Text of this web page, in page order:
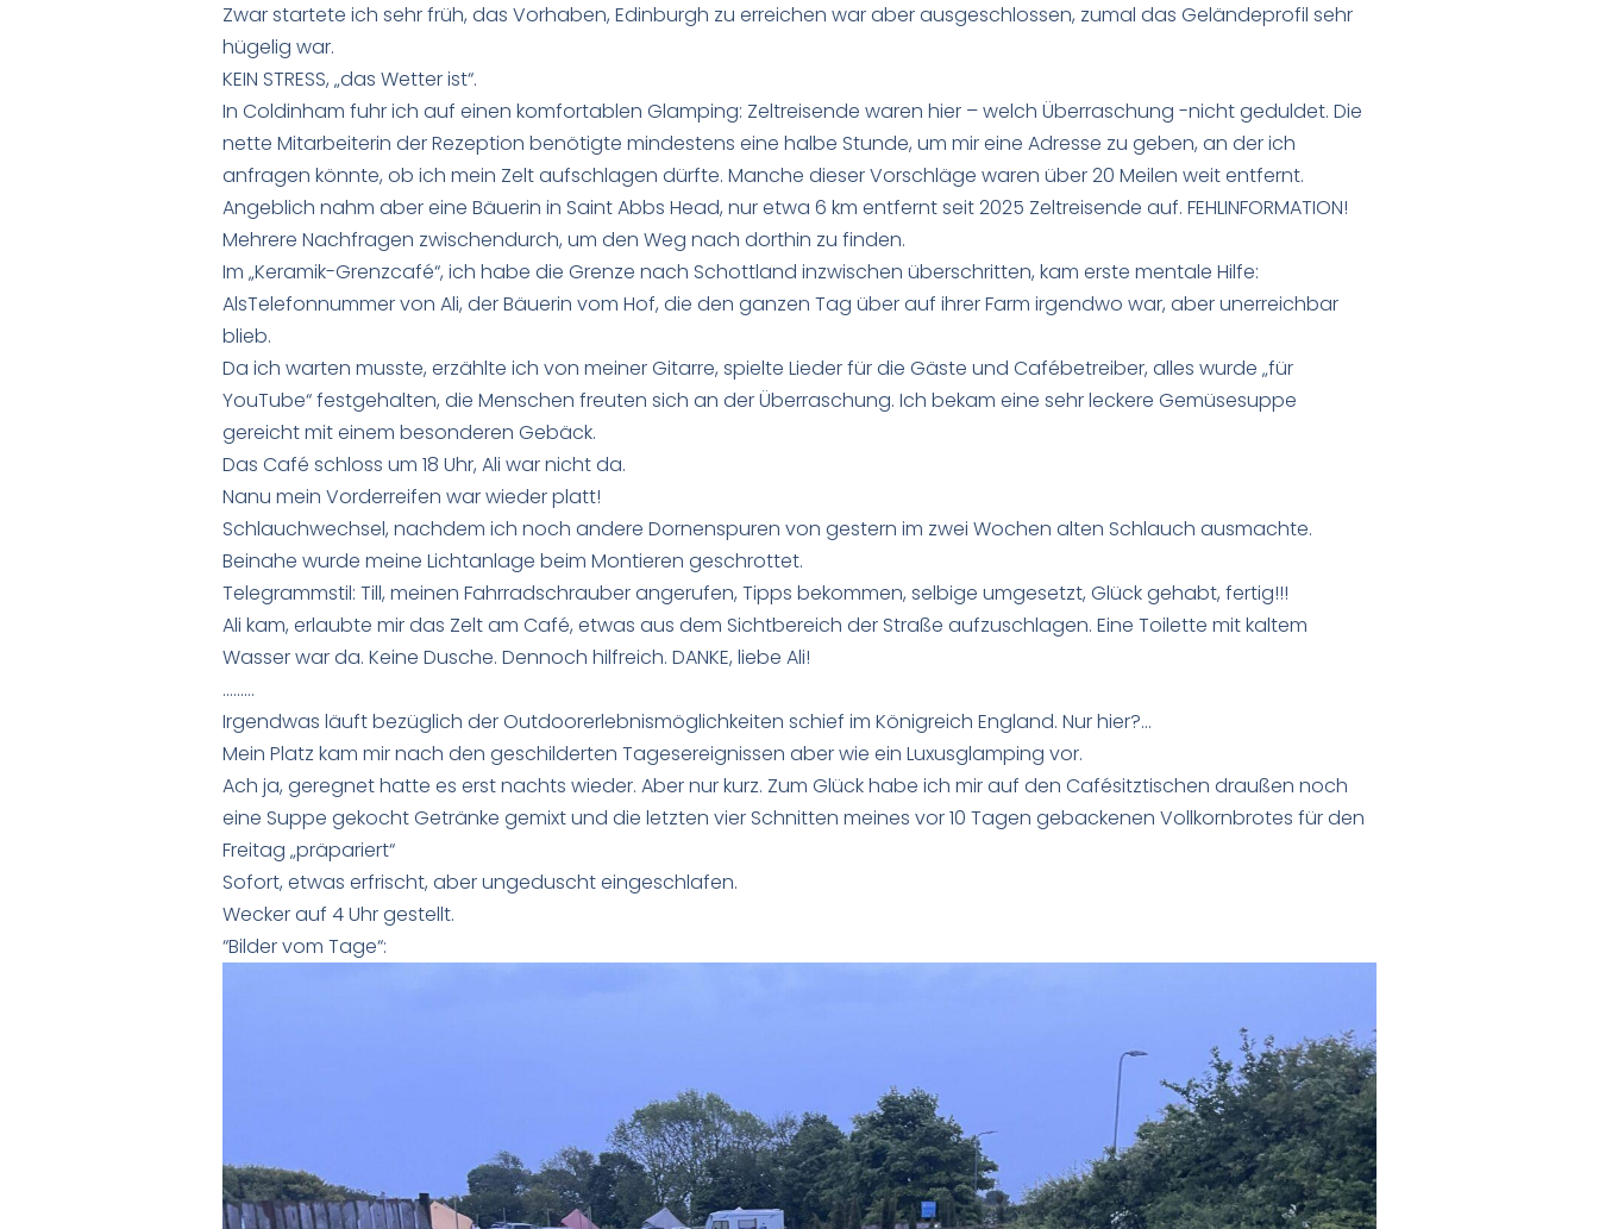
Zwar startete ich sehr früh, das Vorhaben, Edinburgh zu erreichen war aber ausgeschlossen, zumal das Geländeprofil sehr
hügelig war.
KEIN STRESS, „das Wetter ist“.
In Coldinham fuhr ich auf einen komfortablen Glamping: Zeltreisende waren hier – welch Überraschung -nicht geduldet. Die
nette Mitarbeiterin der Rezeption benötigte mindestens eine halbe Stunde, um mir eine Adresse zu geben, an der ich
anfragen könnte, ob ich mein Zelt aufschlagen dürfte. Manche dieser Vorschläge waren über 20 Meilen weit entfernt.
Angeblich nahm aber eine Bäuerin in Saint Abbs Head, nur etwa 6 km entfernt seit 2025 Zeltreisende auf. FEHLINFORMATION!
Mehrere Nachfragen zwischendurch, um den Weg nach dorthin zu finden.
Im „Keramik-Grenzcafé“, ich habe die Grenze nach Schottland inzwischen überschritten, kam erste mentale Hilfe:
AlsTelefonnummer von Ali, der Bäuerin vom Hof, die den ganzen Tag über auf ihrer Farm irgendwo war, aber unerreichbar
blieb.
Da ich warten musste, erzählte ich von meiner Gitarre, spielte Lieder für die Gäste und Cafébetreiber, alles wurde „für
YouTube“ festgehalten, die Menschen freuten sich an der Überraschung. Ich bekam eine sehr leckere Gemüsesuppe
gereicht mit einem besonderen Gebäck.
Das Café schloss um 18 Uhr, Ali war nicht da.
Nanu mein Vorderreifen war wieder platt!
Schlauchwechsel, nachdem ich noch andere Dornenspuren von gestern im zwei Wochen alten Schlauch ausmachte.
Beinahe wurde meine Lichtanlage beim Montieren geschrottet.
Telegrammstil: Till, meinen Fahrradschrauber angerufen, Tipps bekommen, selbige umgesetzt, Glück gehabt, fertig!!!
Ali kam, erlaubte mir das Zelt am Café, etwas aus dem Sichtbereich der Straße aufzuschlagen. Eine Toilette mit kaltem
Wasser war da. Keine Dusche. Dennoch hilfreich. DANKE, liebe Ali!
………
Irgendwas läuft bezüglich der Outdoorerlebnismöglichkeiten schief im Königreich England. Nur hier?…
Mein Platz kam mir nach den geschilderten Tagesereignissen aber wie ein Luxusglamping vor.
Ach ja, geregnet hatte es erst nachts wieder. Aber nur kurz. Zum Glück habe ich mir auf den Cafésitztischen draußen noch
eine Suppe gekocht Getränke gemixt und die letzten vier Schnitten meines vor 10 Tagen gebackenen Vollkornbrotes für den
Freitag „präpariert“
Sofort, etwas erfrischt, aber ungeduscht eingeschlafen.
Wecker auf 4 Uhr gestellt.
“Bilder vom Tage“: